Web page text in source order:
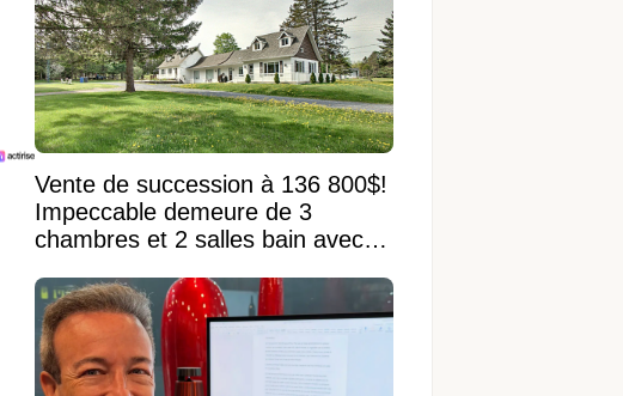
Vente de succession à 136 800$!
Impeccable demeure de 3
chambres et 2 salles bain avec